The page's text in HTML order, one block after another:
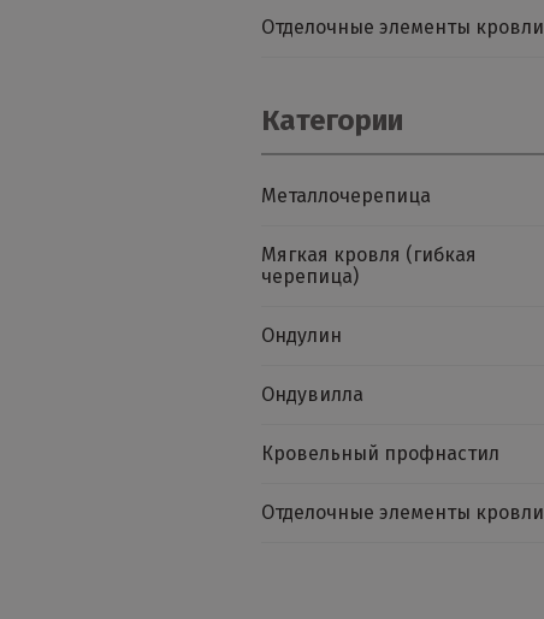
Отделочные элементы кровли
Категории
Металлочерепица
Мягкая кровля (гибкая
черепица)
Ондулин
Ондувилла
Кровельный профнастил
Отделочные элементы кровли